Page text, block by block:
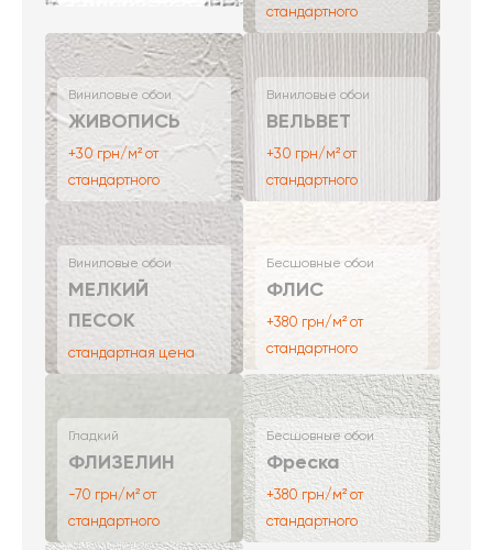
стандартного
Виниловые обои
ЖИВОПИСЬ
+30 грн/м² от
стандартного
Виниловые обои
ВЕЛЬВЕТ
+30 грн/м² от
стандартного
Виниловые обои
МЕЛКИЙ
ПЕСОК
стандартная цена
Бесшовные обои
ФЛИС
+380 грн/м² от
стандартного
Гладкий
ФЛИЗЕЛИН
-70 грн/м² от
стандартного
Бесшовные обои
Фреска
+380 грн/м² от
стандартного